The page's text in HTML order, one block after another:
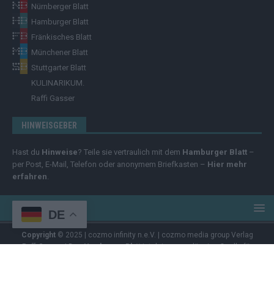
Nürnberger Blatt
Hamburger Blatt
Fränkisches Blatt
Münchener Blatt
Stuttgarter Blatt
KULINARIKUM.
Raffi Gasser
HINWEISGEBER
Hast du Hinweise? Teile sie vertraulich mit dem Hamburger Blatt –
per Post, E-Mail, Telefon oder anonymem Briefkasten – Hier mehr
erfahren.
Copyright© 2025 | cozmo infinity n.e.V. | cozmo media group Verlag
Raffi Gasser | DasHamburger Blattist deine zuverlässige Quelle für
DE